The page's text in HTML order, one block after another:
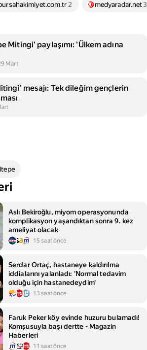
2 medyaradar.net3
Mitingi' paylaşımı: 'Ülkem adına
Mart
mesajı: Tek dileğim gençlerin
Aslı Bekiroğlu, miyom operasyonunda
komplikasyon yaşandıktan sonra 9. kez
ameliyat olacak
15 saat önce
Serdar Ortaç, hastaneye kaldırılma
iddialarını yalanladı: 'Normal tedavim
olduğu için hastanedeydim'
13 saat önce
Faruk Peker köy evinde huzuru bulamadı!
Komşusuyla başı dertte - Magazin
Haberleri
11 saat önce